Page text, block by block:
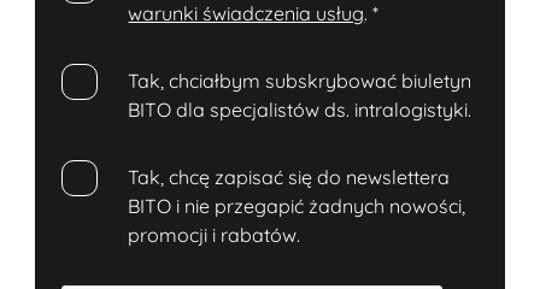
warunki świadczenia usług.*
Tak, chciałbym subskrybować biuletyn
BITO dla specjalistów ds. intralogistyki.
Tak, chcę zapisać się do newslettera
BITO i nie przegapić żadnych nowości,
promocji i rabatów.